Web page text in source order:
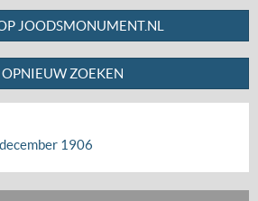
JOODSMONUMENT.NL
OPNIEUW ZOEKEN
1906